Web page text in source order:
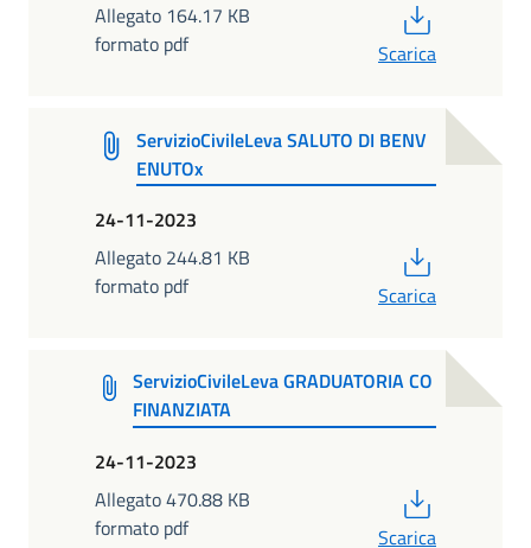
Allegato 164.17 KB
formato pdf
Scarica
ServizioCivileLeva SALUTO DI BENV
ENUTOx
24-11-2023
Allegato 244.81 KB
formato pdf
Scarica
ServizioCivileLeva GRADUATORIA CO
FINANZIATA
24-11-2023
Allegato 470.88 KB
formato pdf
Scarica